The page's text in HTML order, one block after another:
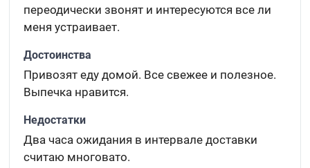
переодически звонят и интересуются все ли
меня устраивает.
Достоинства
Привозят еду домой. Все свежее и полезное.
Выпечка нравится.
Недостатки
Два часа ожидания в интервале доставки
считаю многовато.